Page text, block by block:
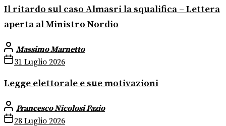
Il ritardo sul caso Almasri la squalifica – Lettera
aperta al Ministro Nordio
Massimo Marnetto
31 Luglio 2026
Legge elettorale e sue motivazioni
Francesco Nicolosi Fazio
28 Luglio 2026